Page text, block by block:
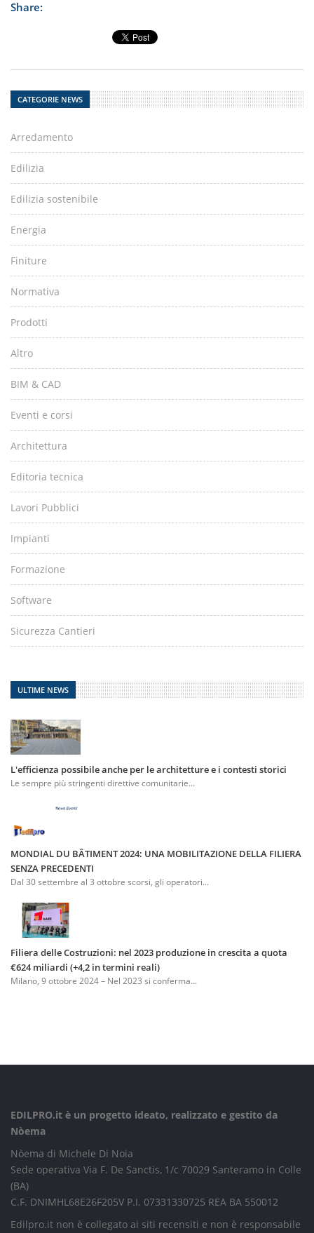
Share:
CATEGORIE NEWS
Arredamento
Edilizia
Edilizia sostenibile
Energia
Finiture
Normativa
Prodotti
Altro
BIM & CAD
Eventi e corsi
Architettura
Editoria tecnica
Lavori Pubblici
Impianti
Formazione
Software
Sicurezza Cantieri
ULTIME NEWS
L'efficienza possibile anche per le architetture e i contesti storici
Le sempre più stringenti direttive comunitarie...
MONDIAL DU BÂTIMENT 2024: UNA MOBILITAZIONE DELLA FILIERA
SENZA PRECEDENTI
Dal 30 settembre al 3 ottobre scorsi, gli operatori...
Filiera delle Costruzioni: nel 2023 produzione in crescita a quota
€624 miliardi (+4,2 in termini reali)
Milano, 9 ottobre 2024 – Nel 2023 si conferma...
EDILPRO.it è un progetto ideato, realizzato e gestito da
Nòema
Nòema di Michele Di Noia
Sede operativa Via F. De Sanctis, 1/c 70029 Santeramo in Colle
(BA)
C.F. DNIMHL68E26F205V P.I. 07331330725 REA BA 550012
Edilpro.it non è collegato ai siti recensiti e non è responsabile